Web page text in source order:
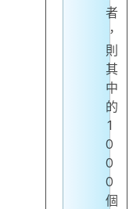
者
，
則
其
中
的
1
0
0
0
個